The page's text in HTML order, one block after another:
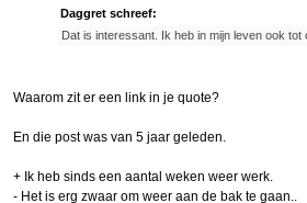
Daggret schreef:
Dat is interessant. Ik heb in mijn leven ook
Waarom zit er een link in je quote?
En die post was van 5 jaar geleden.
+ Ik heb sinds een aantal weken weer werk.
- Het is erg zwaar om weer aan de bak te gaan..